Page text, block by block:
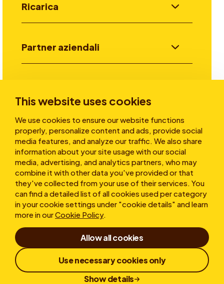
This website uses cookies
We use cookies to ensure our website functions
properly, personalize content and ads, provide social
media features, and analyze our traffic. We also share
information about your site usage with our social
media, advertising, and analytics partners, who may
combine it with other data you've provided or that
they've collected from your use of their services. You
can find a detailed list of all cookies used per category
in your cookie settings under "cookie details" and learn
more in ourCookie Policy.
Allow all cookies
Use necessary cookies only
Show details
Ricarica
Partner aziendali
Storie
Chi siamo
Condizioni d'uso
Dichiarazione sulla privacy
CookiesWhistleblowerResponsible Disclosure